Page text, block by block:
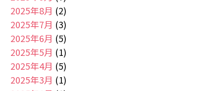
2025年8月 (2)
2025年7月 (3)
2025年6月 (5)
2025年5月 (1)
2025年4月 (5)
2025年3月 (1)